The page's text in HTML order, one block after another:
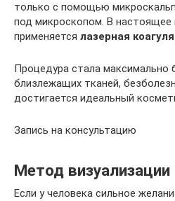
только с помощью
под микроскопом. В настоящее
применяется лазерная
Процедура стала максимально
близлежащих тканей,
достигается идеальный
Запись на консультацию
Метод
Если у человека сильное